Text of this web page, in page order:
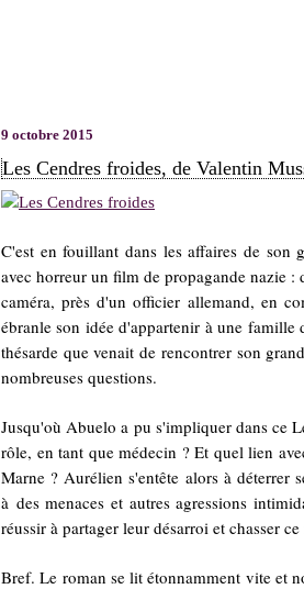
9 octobre 2015
Les Cendres froides, de Valentin
C'est en fouillant dans les affaires de son
avec horreur un film de propagande nazie :
caméra, près d'un officier allemand, en
ébranle son idée d'appartenir à une
thésarde que venait de rencontrer son
nombreuses questions.
Jusqu'où Abuelo a pu s'impliquer dans ce
rôle, en tant que médecin ? Et quel lien
Marne ? Auréliens'entête alors à déterrer
à des menaces et autres agressions
réussir à partager leur désarroi et chasser
Bref. Le roman se lit étonnamment vite et